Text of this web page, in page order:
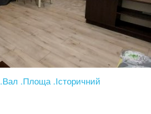
.Вал .Площа .Історичний